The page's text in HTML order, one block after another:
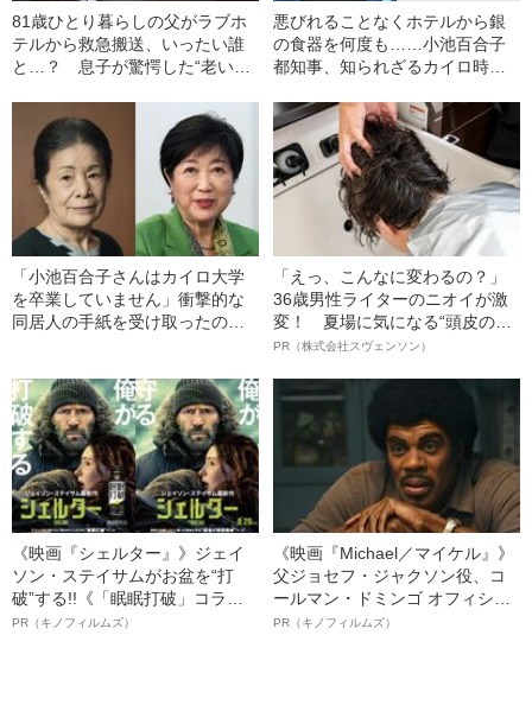
81歳ひとり暮らしの父がラブホ
テルから救急搬送、いったい誰
と…？ 息子が驚愕した“老いた
悪びれることなくホテルから銀
の食器を何度も……小池百合子
都知事、知られざるカイロ時代
「小池百合子さんはカイロ大学
を卒業していません」衝撃的な
同居人の手紙を受け取ったのは
「えっ、こんなに変わるの？」
36歳男性ライターのニオイが激
変！ 夏場に気になる“頭皮のニ
オイ”や“ベタつき”を解消す
ト”が生み出した徹底ケアとは
PR（株式会社スヴェンソン）
《映画『シェルター』》ジェイ
ソン・ステイサムがお盆を“打
破”する!!《「眠眠打破」コラ
ボ》
PR（キノフィルムズ）
《映画『Michael／マイケル』》
父ジョセフ・ジャクソン役、コ
ールマン・ドミンゴ オフィシャ
ルインタビュー“観客を魅了した
PR（キノフィルムズ）